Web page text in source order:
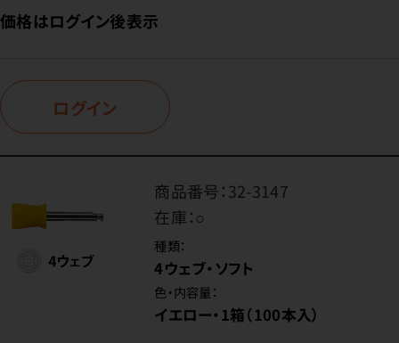
価格はログイン後表示
ログイン
商品番号：32-3147
在庫：○
種類：
4ウェブ・ソフト
色・内容量：
イエロー・1箱（100本入）